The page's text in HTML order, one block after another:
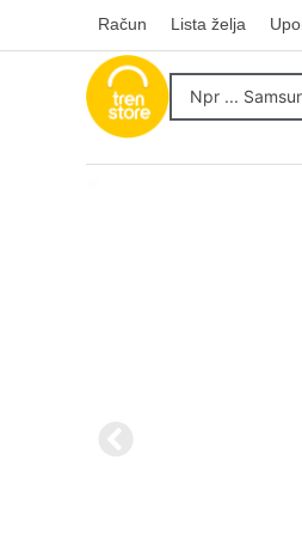
Račun Lista želja